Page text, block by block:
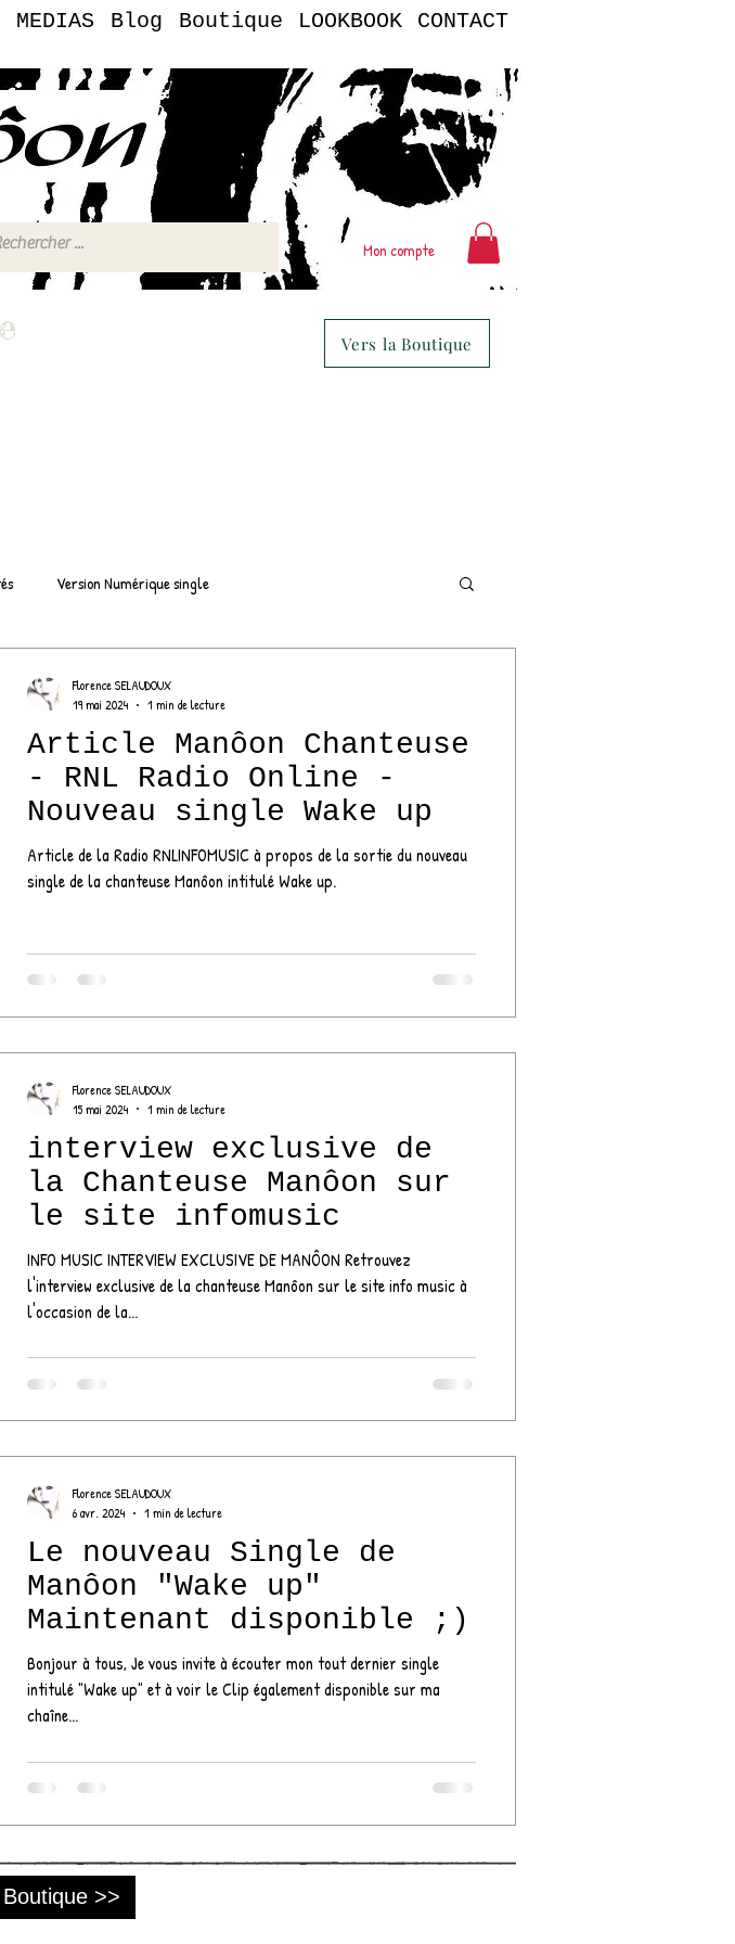
MEDIAS Blog Boutique LOOKBOOK CONTACT
Mon compte
Vers la Boutique
Version Numérique single
Vidéos Live Facebook Teaser
musicales 2023
Article Manôon Chanteuse
- RNL Radio Online -
Nouveau single Wake up
Article de la Radio RNLINFOMUSIC à propos de la sortie du nouveau
single de la chanteuse Manôon intitulé Wake up.
Florence SELAUDOUX
19 mai 2024
1 min de lecture
interview exclusive de
la Chanteuse Manôon sur
le site infomusic
INFO MUSIC INTERVIEW EXCLUSIVE DE MANÔON Retrouvez
l'interview exclusive de la chanteuse Manôon sur le site info music à
l'occasion de la...
Florence SELAUDOUX
15 mai 2024
1 min de lecture
Le nouveau Single de
Manôon "Wake up"
Maintenant disponible ;)
Bonjour à tous, Je vous invite à écouter mon tout dernier single
intitulé "Wake up" et à voir le Clip également disponible sur ma
chaîne...
Florence SELAUDOUX
6 avr. 2024
1 min de lecture
>>